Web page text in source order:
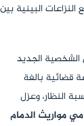
البينية بين
الشخصية الجديد
قضائية بالغة
النظار، وعزل
مواريث الدمام